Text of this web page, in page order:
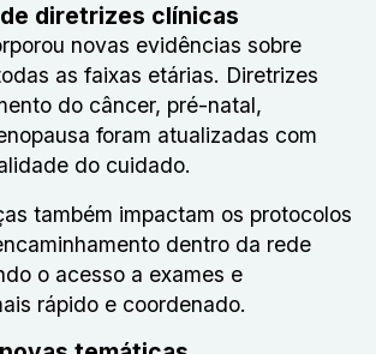
diretrizes clínicas
novas evidências sobre
as faixas etárias. Diretrizes
do câncer, pré-natal,
foram atualizadas com
do cuidado.
também impactam os protocolos
dentro da rede
o acesso a exames e
rápido e coordenado.